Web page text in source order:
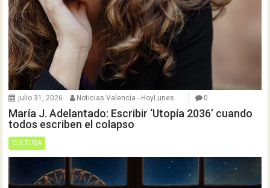
julio 31, 2026 Noticias Valencia - HoyLunes 0
María J. Adelantado: Escribir ‘Utopía 2036’ cuando
todos escriben el colapso
CULTURA